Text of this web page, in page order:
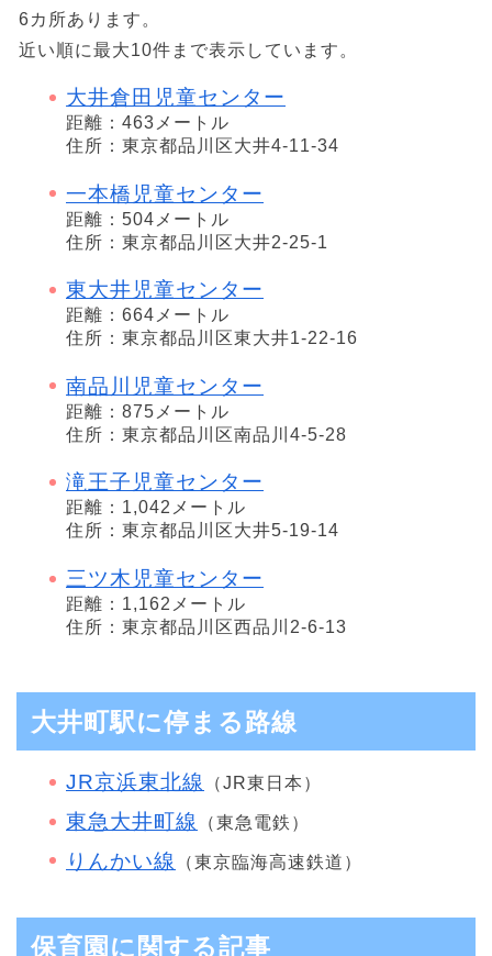
6カ所あります。
近い順に最大10件まで表示しています。
大井倉田児童センター
距離：463メートル
住所：東京都品川区大井4-11-34
一本橋児童センター
距離：504メートル
住所：東京都品川区大井2-25-1
東大井児童センター
距離：664メートル
住所：東京都品川区東大井1-22-16
南品川児童センター
距離：875メートル
住所：東京都品川区南品川4-5-28
滝王子児童センター
距離：1,042メートル
住所：東京都品川区大井5-19-14
三ツ木児童センター
距離：1,162メートル
住所：東京都品川区西品川2-6-13
大井町駅に停まる路線
JR京浜東北線 （JR東日本）
東急大井町線 （東急電鉄）
りんかい線 （東京臨海高速鉄道）
保育園に関する記事